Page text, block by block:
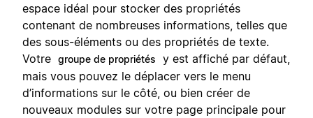
espace idéal pour stocker des propriétés
contenant de nombreuses informations, telles que
des sous-éléments ou des propriétés de texte.
Votre groupe de propriétés
y est affiché par défaut,
mais vous pouvez le déplacer vers le menu
d’informations sur le côté, ou bien créer de
nouveaux modules sur votre page principale pour